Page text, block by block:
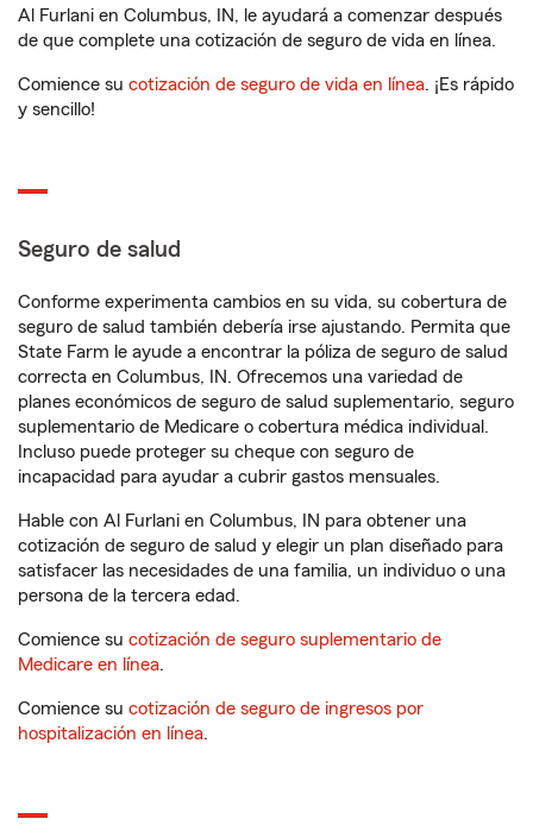
Al Furlani en Columbus, IN, le ayudará a comenzar después
de que complete una cotización de seguro de vida en línea.
Comience su cotización de seguro de vida en línea. ¡Es rápido
y sencillo!
Seguro de salud
Conforme experimenta cambios en su vida, su cobertura de
seguro de salud también debería irse ajustando. Permita que
State Farm le ayude a encontrar la póliza de seguro de salud
correcta en Columbus, IN. Ofrecemos una variedad de
planes económicos de seguro de salud suplementario, seguro
suplementario de Medicare o cobertura médica individual.
Incluso puede proteger su cheque con seguro de
incapacidad para ayudar a cubrir gastos mensuales.
Hable con Al Furlani en Columbus, IN para obtener una
cotización de seguro de salud y elegir un plan diseñado para
satisfacer las necesidades de una familia, un individuo o una
persona de la tercera edad.
Comience su cotización de seguro suplementario de
Medicare en línea.
Comience su cotización de seguro de ingresos por
hospitalización en línea.